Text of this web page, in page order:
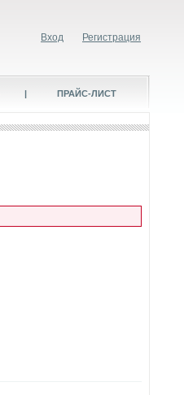
Вход Регистрация
| ПРАЙС-ЛИСТ